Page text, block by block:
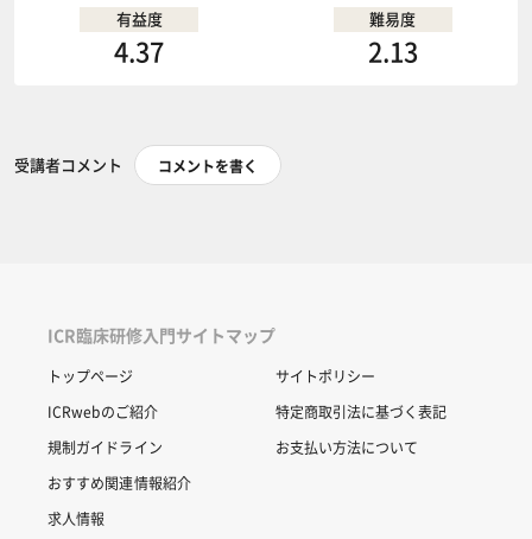
有益度
4.37
難易度
2.13
受講者コメント コメントを書く
ICR臨床研修入門サイトマップ
トップページ
ICRwebのご紹介
規制ガイドライン
おすすめ関連情報紹介
求人情報
サイトポリシー
特定商取引法に基づく表記
お支払い方法について